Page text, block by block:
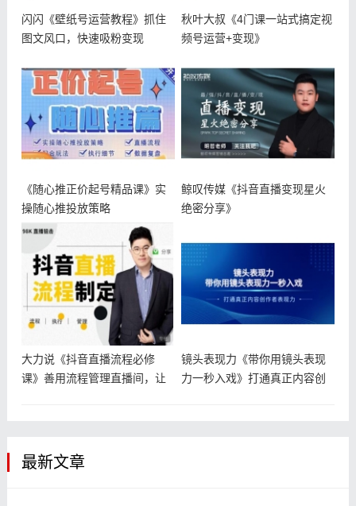
闪闪《壁纸号运营教程》抓住
图文风口，快速吸粉变现
秋叶大叔《4门课一站式搞定视
频号运营+变现》
《随心推正价起号精品课》实
操随心推投放策略
鲸叹传媒《抖音直播变现星火
绝密分享》
大力说《抖音直播流程必修
课》善用流程管理直播间，让
镜头表现力《带你用镜头表现
力一秒入戏》打通真正内容创
最新文章